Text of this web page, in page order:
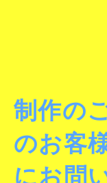
制作の
のお客
にお問